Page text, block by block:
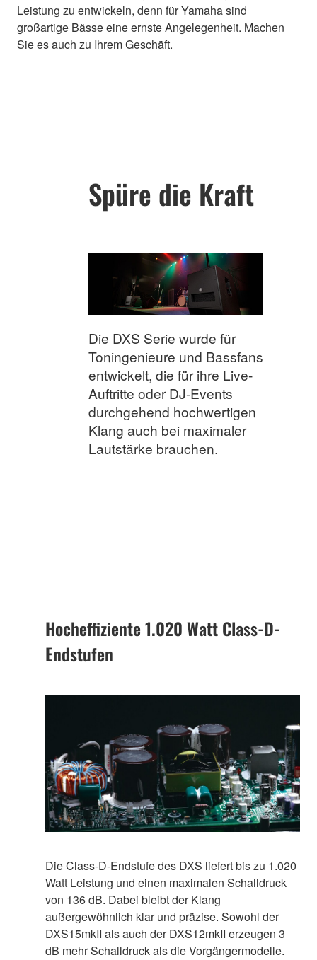
Leistung zu entwickeln, denn für Yamaha sind
großartige Bässe eine ernste Angelegenheit. Machen
Sie es auch zu Ihrem Geschäft.
Spüre die Kraft
Die DXS Serie wurde für
Toningenieure und Bassfans
entwickelt, die für ihre Live-
Auftritte oder DJ-Events
durchgehend hochwertigen
Klang auch bei maximaler
Lautstärke brauchen.
Hocheffiziente 1.020 Watt Class-D-
Endstufen
Die Class-D-Endstufe des DXS liefert bis zu 1.020
Watt Leistung und einen maximalen Schalldruck
von 136 dB. Dabei bleibt der Klang
außergewöhnlich klar und präzise. Sowohl der
DXS15mkII als auch der DXS12mkII erzeugen 3
dB mehr Schalldruck als die Vorgängermodelle.